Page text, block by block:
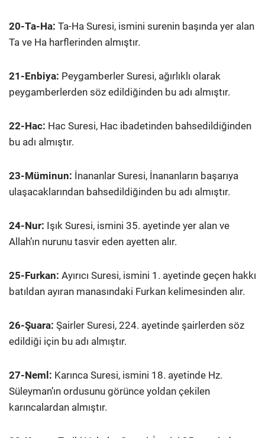
20-Ta-Ha: Ta-Ha Suresi, ismini surenin başında yer alan
Ta ve Ha harflerinden almıştır.
21-Enbiya: Peygamberler Suresi, ağırlıklı olarak
peygamberlerden söz edildiğinden bu adı almıştır.
22-Hac: Hac Suresi, Hac ibadetinden bahsedildiğinden
bu adı almıştır.
23-Müminun: İnananlar Suresi, İnananların başarıya
ulaşacaklarından bahsedildiğinden bu adı almıştır.
24-Nur: Işık Suresi, ismini 35. ayetinde yer alan ve
Allah’ın nurunu tasvir eden ayetten alır.
25-Furkan: Ayırıcı Suresi, ismini 1. ayetinde geçen hakkı
batıldan ayıran manasındaki Furkan kelimesinden alır.
26-Şuara: Şairler Suresi, 224. ayetinde şairlerden söz
edildiği için bu adı almıştır.
27-Neml: Karınca Suresi, ismini 18. ayetinde Hz.
Süleyman’ın ordusunu görünce yoldan çekilen
karıncalardan almıştır.